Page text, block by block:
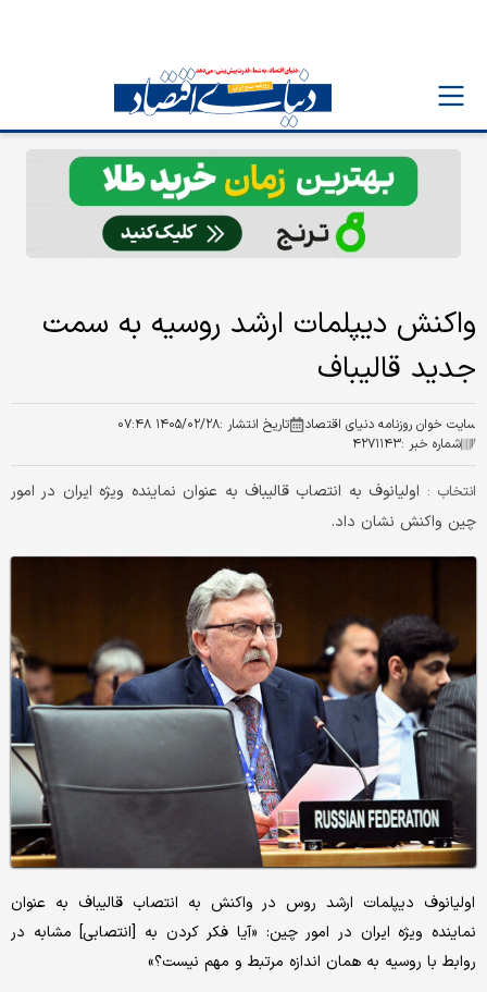
واکنش دیپلمات ارشد روسیه به سمت
جدید قالیباف
سایت خوان روزنامه دنیای اقتصاد تاریخ انتشار :۱۴۰۵/۰۲/۲۸ ۰۷:۴۸
شماره خبر :۴۲۷۱۱۴۳
انتخاب : اولیانوف به انتصاب قالیباف به عنوان نماینده ویژه ایران در امور
چین واکنش نشان داد.
اولیانوف دیپلمات ارشد روس در واکنش به انتصاب قالیباف به عنوان
نماینده ویژه ایران در امور چین: «آیا فکر کردن به [انتصابی] مشابه در
روابط با روسیه به همان اندازه مرتبط و مهم نیست؟»